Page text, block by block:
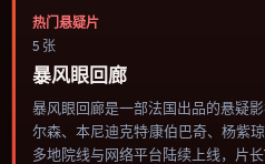
热门悬疑片
5 张
暴风眼回廊
暴风眼回廊是一部法国出品的悬疑
尔森、本尼迪克特·康伯巴奇、杨
多地院线与网络平台陆续上线，片